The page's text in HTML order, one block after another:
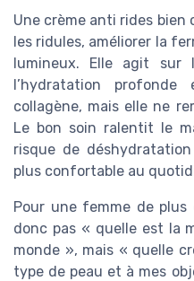
Une crème anti rides
les ridules, améliorer la
lumineux. Elle agit
l’hydratation
collagène, mais elle ne
Le bon soin ralentit le
risque de
plus confortable au
Pour une femme de plus
donc pas « quelle est la
monde », mais « quelle
type de peau et à mes